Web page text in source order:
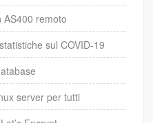
remoto
sul COVID-19
server per tutti